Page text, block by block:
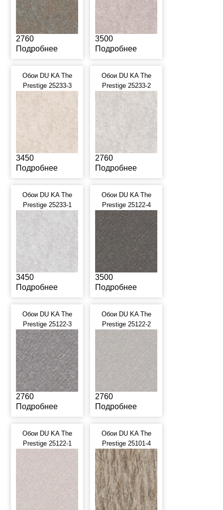
2760
Подробнее
3500
Подробнее
Обои DU KA The
Prestige 25233-3
3450
Подробнее
Обои DU KA The
Prestige 25233-2
2760
Подробнее
Обои DU KA The
Prestige 25233-1
3450
Подробнее
Обои DU KA The
Prestige 25122-4
3500
Подробнее
Обои DU KA The
Prestige 25122-3
2760
Подробнее
Обои DU KA The
Prestige 25122-2
2760
Подробнее
Обои DU KA The
Prestige 25122-1
Обои DU KA The
Prestige 25101-4